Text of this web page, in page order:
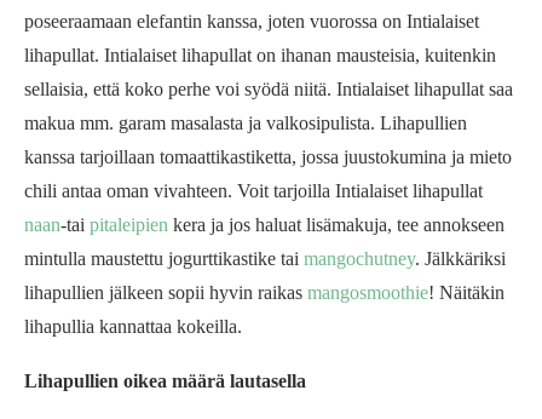
poseeraamaan elefantin kanssa, joten vuorossa on Intialaiset
lihapullat. Intialaiset lihapullat on ihanan mausteisia, kuitenkin
sellaisia, että koko perhe voi syödä niitä. Intialaiset lihapullat saa
makua mm. garam masalasta ja valkosipulista. Lihapullien
kanssa tarjoillaan tomaattikastiketta, jossa juustokumina ja mieto
chili antaa oman vivahteen. Voit tarjoilla Intialaiset lihapullat
naan-tai pitaleipien kera ja jos haluat lisämakuja, tee annokseen
mintulla maustettu jogurttikastike tai mangochutney. Jälkkäriksi
lihapullien jälkeen sopii hyvin raikas mangosmoothie! Näitäkin
lihapullia kannattaa kokeilla.
Lihapullien oikea määrä lautasella